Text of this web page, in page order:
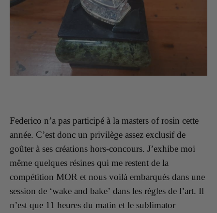
Federico n’a pas participé à la masters of rosin cette
année. C’est donc un privilège assez exclusif de
goûter à ses créations hors-concours. J’exhibe moi
même quelques résines qui me restent de la
compétition MOR et nous voilà embarqués dans une
session de ‘wake and bake’ dans les règles de l’art. Il
n’est que 11 heures du matin et le sublimator